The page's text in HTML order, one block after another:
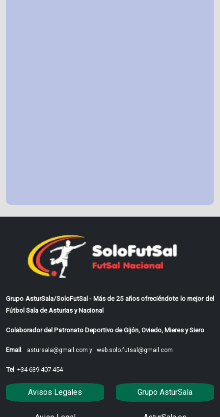
Grupo AsturSala/SoloFutSal - Más de 25 años ofreciéndote lo mejor del
Fútbol Sala de Asturias y Nacional
Colaborador del Patronato Deportivo de Gijón, Oviedo, Mieres y Siero
Email: astursala@gmail.com y web.solo.futsal@gmail.com
Tel: +34 639 407 454
Avisos Legales Grupo AsturSala